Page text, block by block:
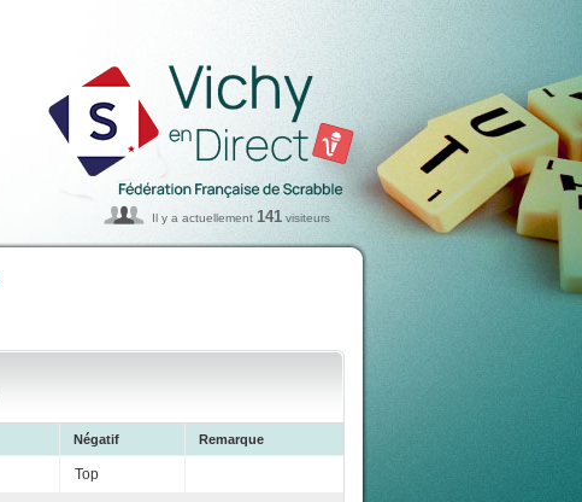
Il y a actuellement 141 visiteurs
Négatif Remarque
Top